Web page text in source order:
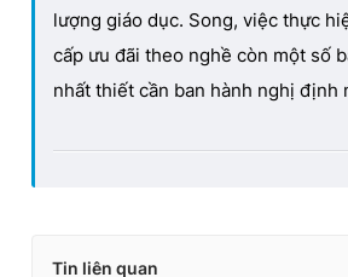
lượng giáo dục. Song, việc thực
cấp ưu đãi theo nghề còn một số
nhất thiết cần ban hành nghị định
Tin liên quan